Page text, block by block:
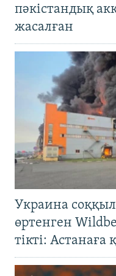
пәкістандық
жасалған
Украина
өртенген
тікті: Астанаға